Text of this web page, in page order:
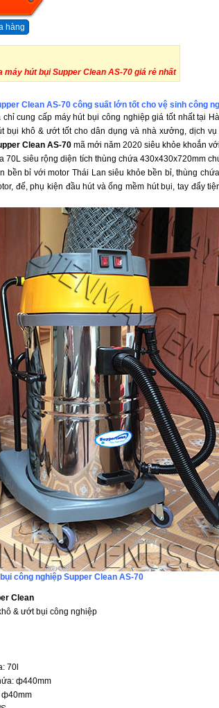
hàng
máy hút bụi Supper Clean AS-70 giá rẻ nhất
Clean AS-70 công suất lớn tốt cho vệ sinh công
cung cấp máy hút bụi công nghiệp giá tốt nhất tại
bụi khô & ướt tốt cho dân dụng và nhà xưởng, dịch
Clean AS-70mã mới năm 2020 siêu khỏe khoắn
70L siêu rộng diện tích thùng chứa 430x430x720mm
bền bỉ với motor Thái Lan siêu khỏe bền bỉ, thùng
đế, phụ kiện đầu hút và ống mềm hút bụi, tay đẩy
công nghiệp Supper Clean AS-70
Clean
& ướt bụi công nghiệp
70l
ф440mm
ф40mm